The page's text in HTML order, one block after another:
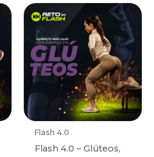
Flash 4.0
Flash 4.0 – Glúteos,